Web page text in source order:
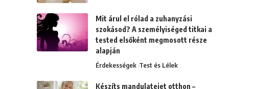
Mit árul el rólad a zuhanyzási
szokásod? A személyiséged titkai a
tested elsőként megmosott része
alapján
Érdekességek Test és Lélek
Készíts mandulatejet otthon –